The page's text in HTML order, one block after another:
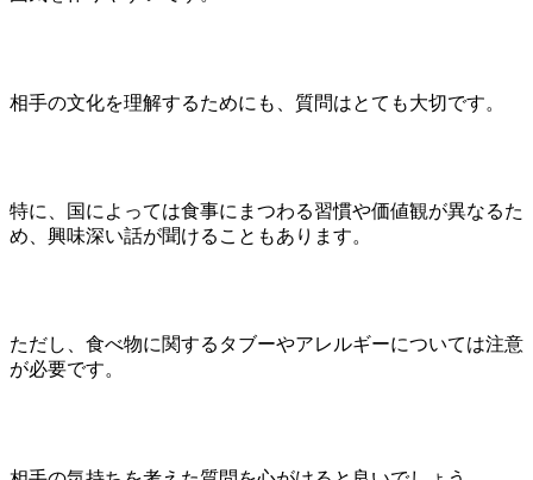
相手の文化を理解するためにも、質問はとても大切です。
特に、国によっては食事にまつわる習慣や価値観が異なるた
め、興味深い話が聞けることもあります。
ただし、食べ物に関するタブーやアレルギーについては注意
が必要です。